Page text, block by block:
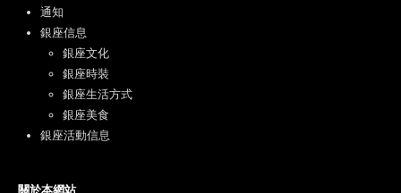
通知
銀座信息
銀座文化
銀座時裝
銀座生活方式
銀座美食
銀座活動信息
關於本網站